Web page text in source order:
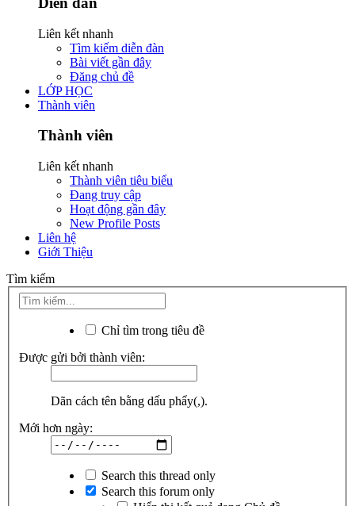
Liên kết nhanh
Tìm kiếm diễn đàn
Bài viết gần đây
Đăng chủ đề
LỚP HỌC
Thành viên
Thành viên
Liên kết nhanh
Thành viên tiêu biểu
Đang truy cập
Hoạt động gần đây
New Profile Posts
Liên hệ
Giới Thiệu
Tìm kiếm
Chỉ tìm trong tiêu đề
Được gửi bởi thành viên:
Dãn cách tên bằng dấu phẩy(,).
Mới hơn ngày:
Search this thread only
Search this forum only